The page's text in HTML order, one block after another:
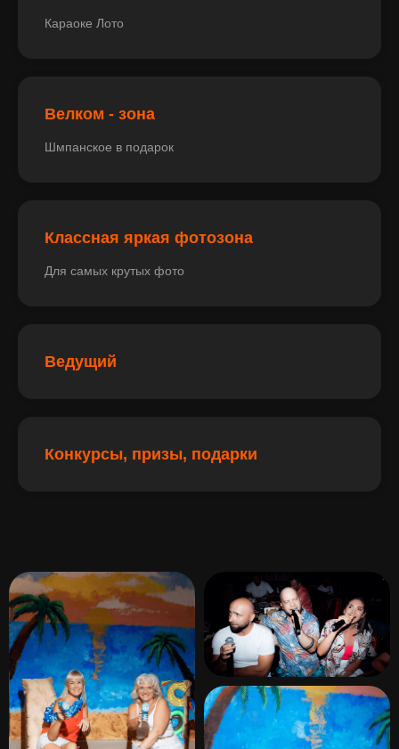
Караоке Лото
Велком - зона
Шмпанское в подарок
Классная яркая фотозона
Для самых крутых фото
Ведущий
Конкурсы, призы, подарки